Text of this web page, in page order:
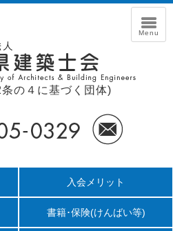
の４に基づく団体)
入会メリット
書籍･保険(けんばい等)